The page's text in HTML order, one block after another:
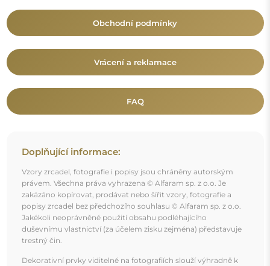
Obchodní podmínky
Vrácení a reklamace
FAQ
Doplňující informace:
Vzory zrcadel, fotografie i popisy jsou chráněny autorským
právem. Všechna práva vyhrazena © Alfaram sp. z o.o. Je
zakázáno kopírovat, prodávat nebo šířit vzory, fotografie a
popisy zrcadel bez předchozího souhlasu © Alfaram sp. z o.o.
Jakékoli neoprávněné použití obsahu podléhajícího
duševnímu vlastnictví (za účelem zisku zejména) představuje
trestný čin.
Dekorativní prvky viditelné na fotografiích slouží výhradně k